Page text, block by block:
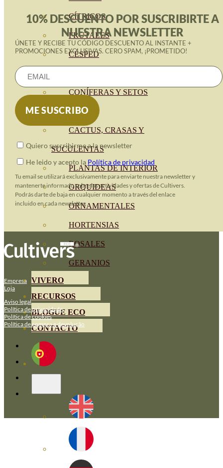
CÍTRICOS
FRUTALES
CÉSPED
CONÍFERAS Y SETOS
OLIVO
CACTUS, CRASAS Y
SUCULENTAS
PLANTAS DE INTERIOR
ORQUIDEAS
ORNAMENTALES
HORTENSIAS
ROSALES
GERANIOS
VIVERO
RECURSOS
BLOGUE ECO
CONTACTO
10% DESCUENTO POR SUSCRIBIRTE A
NUESTRA NEWSLETTER
ÚNETE Y RECIBE TU CÓDIGO DESCUENTO AL INSTANTE +
PROMOCIONES EXCLUSIVAS. CERO SPAM, ¡PROMETIDO!
Quiero suscribirme a la newsletter
He leido y acepto la Política de privacidad
Tu email se utilizará exclusivamente para enviarte nuestra newsletter y
mantenerte informado sobre las actividades y ofertas de Cultivers.
Podrás darte de baja en cualquier momento a través del enlace
incluido en cada newsletter.
Empresa
Loja
Aviso legal
Política de privacidade
Política de cookies
Política de compra e devolução